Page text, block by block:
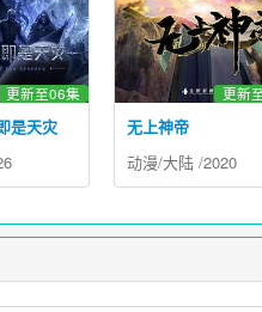
是天灾
更新至06集
无上神帝
更新
动漫/大陆 /2020